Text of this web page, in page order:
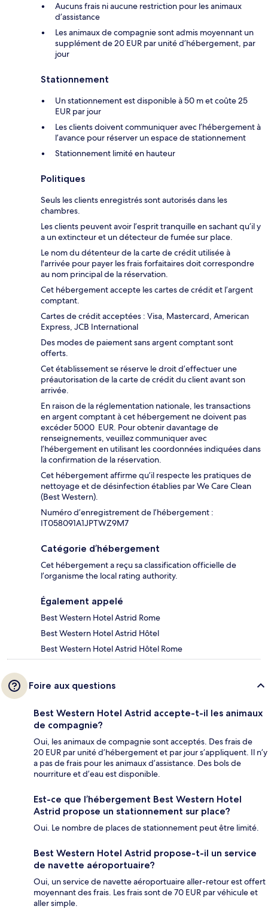
Aucuns frais ni aucune restriction pour les animaux
d’assistance
Les animaux de compagnie sont admis moyennant un
supplément de 20 EUR par unité d’hébergement, par
jour
Stationnement
Un stationnement est disponible à 50 m et coûte 25
EUR par jour
Les clients doivent communiquer avec l’hébergement à
l’avance pour réserver un espace de stationnement
Stationnement limité en hauteur
Politiques
Seuls les clients enregistrés sont autorisés dans les
chambres.
Les clients peuvent avoir l’esprit tranquille en sachant qu’il y
a un extincteur et un détecteur de fumée sur place.
Le nom du détenteur de la carte de crédit utilisée à
l'arrivée pour payer les frais forfaitaires doit correspondre
au nom principal de la réservation.
Cet hébergement accepte les cartes de crédit et l’argent
comptant.
Cartes de crédit acceptées : Visa, Mastercard, American
Express, JCB International
Des modes de paiement sans argent comptant sont
offerts.
Cet établissement se réserve le droit d’effectuer une
préautorisation de la carte de crédit du client avant son
arrivée.
En raison de la réglementation nationale, les transactions
en argent comptant à cet hébergement ne doivent pas
excéder 5000 EUR. Pour obtenir davantage de
renseignements, veuillez communiquer avec
l’hébergement en utilisant les coordonnées indiquées dans
la confirmation de la réservation.
Cet hébergement affirme qu’il respecte les pratiques de
nettoyage et de désinfection établies par We Care Clean
(Best Western).
Numéro d’enregistrement de l’hébergement :
IT058091A1JPTWZ9M7
Catégorie d’hébergement
Cet hébergement a reçu sa classification officielle de
l’organisme the local rating authority.
Également appelé
Best Western Hotel Astrid Rome
Best Western Hotel Astrid Hôtel
Best Western Hotel Astrid Hôtel Rome
Foire aux questions
Best Western Hotel Astrid accepte-t-il les animaux
de compagnie?
Oui, les animaux de compagnie sont acceptés. Des frais de
20 EUR par unité d’hébergement et par jour s’appliquent. Il n’y
a pas de frais pour les animaux d’assistance. Des bols de
nourriture et d’eau est disponible.
Est-ce que l’hébergement Best Western Hotel
Astrid propose un stationnement sur place?
Oui. Le nombre de places de stationnement peut être limité.
Best Western Hotel Astrid propose-t-il un service
de navette aéroportuaire?
Oui, un service de navette aéroportuaire aller-retour est offert
moyennant des frais. Les frais sont de 70 EUR par véhicule et
aller simple.